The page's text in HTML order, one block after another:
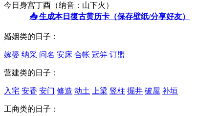
今日身宫丁酉（纳音：山下火）
📥 生成本日復古黄历卡（保存壁纸/分享好友）
婚姻类的日子：
嫁娶 纳采 问名 安床 合帐 冠笄 订盟
营建类的日子：
入宅 安香 安门 修造 动土 上梁 竖柱 掘井 破屋 补垣
工商类的日子：